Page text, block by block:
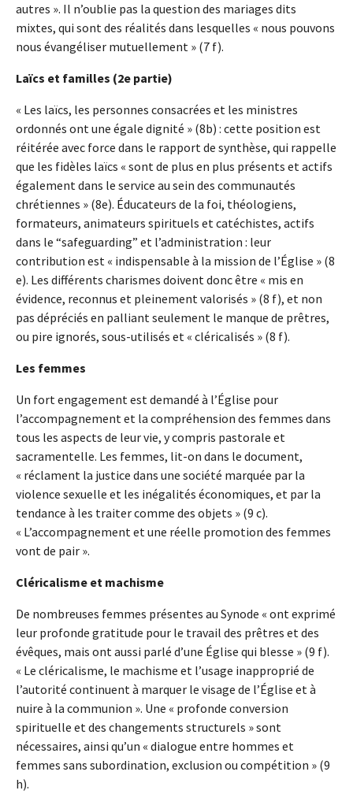
autres ». Il n’oublie pas la question des mariages dits
mixtes, qui sont des réalités dans lesquelles « nous pouvons
nous évangéliser mutuellement » (7 f).
Laïcs et familles (2e partie)
« Les laïcs, les personnes consacrées et les ministres
ordonnés ont une égale dignité » (8b) : cette position est
réitérée avec force dans le rapport de synthèse, qui rappelle
que les fidèles laïcs « sont de plus en plus présents et actifs
également dans le service au sein des communautés
chrétiennes » (8e). Éducateurs de la foi, théologiens,
formateurs, animateurs spirituels et catéchistes, actifs
dans le “safeguarding” et l’administration : leur
contribution est « indispensable à la mission de l’Église » (8
e). Les différents charismes doivent donc être « mis en
évidence, reconnus et pleinement valorisés » (8 f), et non
pas dépréciés en palliant seulement le manque de prêtres,
ou pire ignorés, sous-utilisés et « cléricalisés » (8 f).
Les femmes
Un fort engagement est demandé à l’Église pour
l’accompagnement et la compréhension des femmes dans
tous les aspects de leur vie, y compris pastorale et
sacramentelle. Les femmes, lit-on dans le document,
« réclament la justice dans une société marquée par la
violence sexuelle et les inégalités économiques, et par la
tendance à les traiter comme des objets » (9 c).
« L’accompagnement et une réelle promotion des femmes
vont de pair ».
Cléricalisme et machisme
De nombreuses femmes présentes au Synode « ont exprimé
leur profonde gratitude pour le travail des prêtres et des
évêques, mais ont aussi parlé d’une Église qui blesse » (9 f).
« Le cléricalisme, le machisme et l’usage inapproprié de
l’autorité continuent à marquer le visage de l’Église et à
nuire à la communion ». Une « profonde conversion
spirituelle et des changements structurels » sont
nécessaires, ainsi qu’un « dialogue entre hommes et
femmes sans subordination, exclusion ou compétition » (9
h).